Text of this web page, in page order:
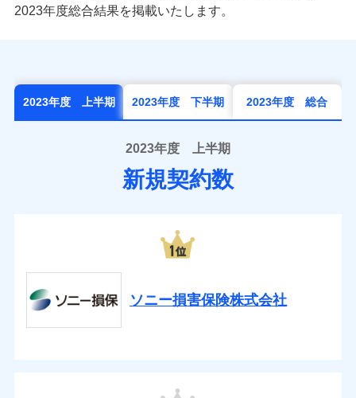
2023年度総合結果を掲載いたします。
2023年度 上半期 2023年度 下半期 2023年度 総合
2023年度 上半期
新規契約数
ソニー損害保険株式会社